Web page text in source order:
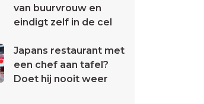
van buurvrouw en
eindigt zelf in de cel
Japans restaurant met
een chef aan tafel?
Doet hij nooit weer